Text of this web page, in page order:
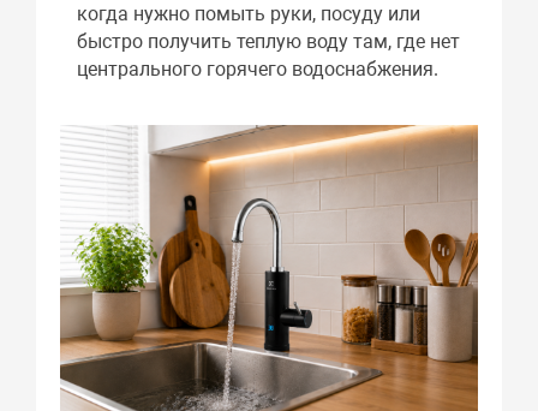
когда нужно помыть руки, посуду или
быстро получить теплую воду там, где нет
центрального горячего водоснабжения.